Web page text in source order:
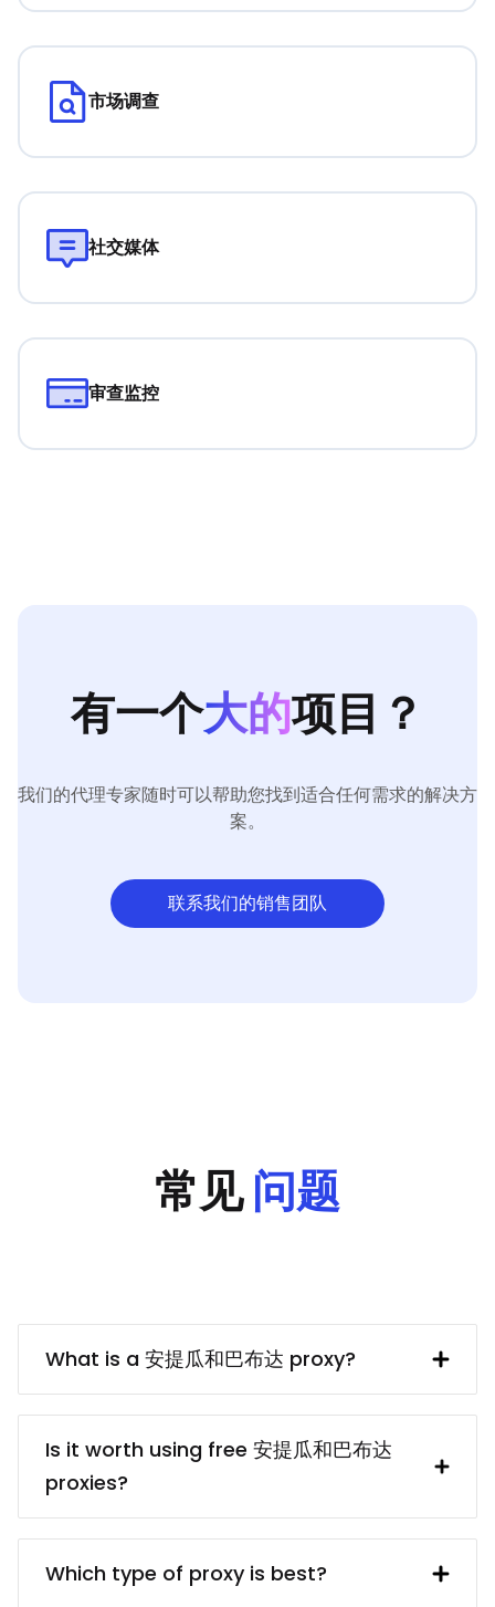
市场调查
社交媒体
审查监控
有一个大的项目？
我们的代理专家随时可以帮助您找到适合任何需求的解决方
案。
联系我们的销售团队
常见问题
What is a 安提瓜和巴布达 proxy?
A 安提瓜和巴布达 IP address provided by
a proxy server. In turn, the proxy server
obtains said IP address from a UK
resident. Using a 安提瓜和巴布达 proxy
makes interacting with British websites
them) much easier.
Is it worth using free 安提瓜和巴布达
proxies?
free 安提瓜和巴布达 proxy servers usually
are dangerous because of the privacy
and security risks. Even if finding a
Which type of proxy is best?